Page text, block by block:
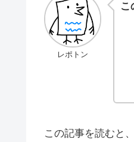
レポトン
こ
この記事を読むと